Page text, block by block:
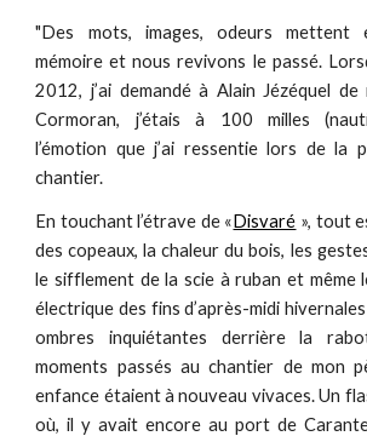
"Des mots, images, odeurs mettent
mémoire et nous revivons le passé.
2012, j’ai demandé à Alain Jézéquel
Cormoran, j’étais à 100 milles
l’émotion que j’ai ressentie lors de la
chantier.
En touchant l’étrave de «Disvaré », tout
des copeaux, la chaleur du bois, les
le sifflement de la scie à ruban et même
électrique des fins d’après-midi
ombres inquiétantes derrière la
moments passés au chantier de mon
enfance étaient à nouveau vivaces. Un
où, il y avait encore au port de